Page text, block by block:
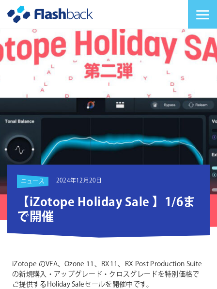
ニュース 2024年12月20日
【iZotope Holiday Sale 】1/6ま
で開催
iZotope のVEA、Ozone 11、RX11、RX Post Production Suite
の新規購入・アップグレード・クロスグレードを特別価格で
ご提供するHoliday Saleセールを開催中です。